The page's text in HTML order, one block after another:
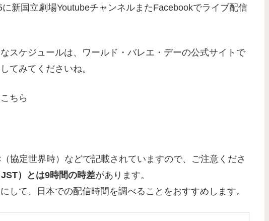
新国立劇場YoutubeチャンネルまたFacebookでライブ配信
スケジュールは、ワールド・バレエ・デーの公式サイトで
てみてくださいね。
ちら
（協定世界時）などで記載されていますので、ご注意くださ
）とは9時間の時差があります。
して、日本での配信時間を調べることをおすすめします。